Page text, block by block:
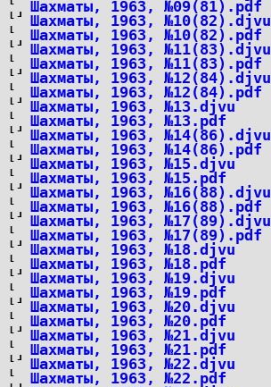
Шахматы, 1963, №09(81).pdf
Шахматы, 1963, №10(82).djvu
Шахматы, 1963, №10(82).pdf
Шахматы, 1963, №11(83).djvu
Шахматы, 1963, №11(83).pdf
Шахматы, 1963, №12(84).djvu
Шахматы, 1963, №12(84).pdf
Шахматы, 1963, №13.djvu
Шахматы, 1963, №13.pdf
Шахматы, 1963, №14(86).djvu
Шахматы, 1963, №14(86).pdf
Шахматы, 1963, №15.djvu
Шахматы, 1963, №15.pdf
Шахматы, 1963, №16(88).djvu
Шахматы, 1963, №16(88).pdf
Шахматы, 1963, №17(89).djvu
Шахматы, 1963, №17(89).pdf
Шахматы, 1963, №18.djvu
Шахматы, 1963, №18.pdf
Шахматы, 1963, №19.djvu
Шахматы, 1963, №19.pdf
Шахматы, 1963, №20.djvu
Шахматы, 1963, №20.pdf
Шахматы, 1963, №21.djvu
Шахматы, 1963, №21.pdf
Шахматы, 1963, №22.djvu
Шахматы, 1963, №22.pdf